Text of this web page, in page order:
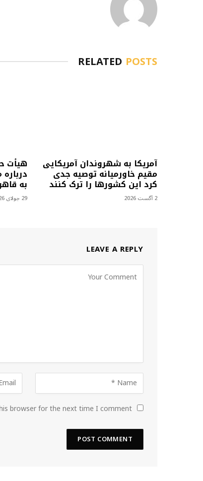
RELATED POSTS
آمریکا به شهروندان آمریکایی
مقیم خاورمیانه توصیه جدی
کرد این کشورها را ترک کنند
2 آگست 2026
هیأت
به
29 جولای 2026
LEAVE A REPLY
browser for the next time I comment.